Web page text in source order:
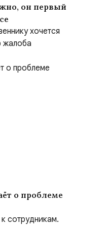
он первый
хочется
жалоба
о проблеме
сотрудникам.